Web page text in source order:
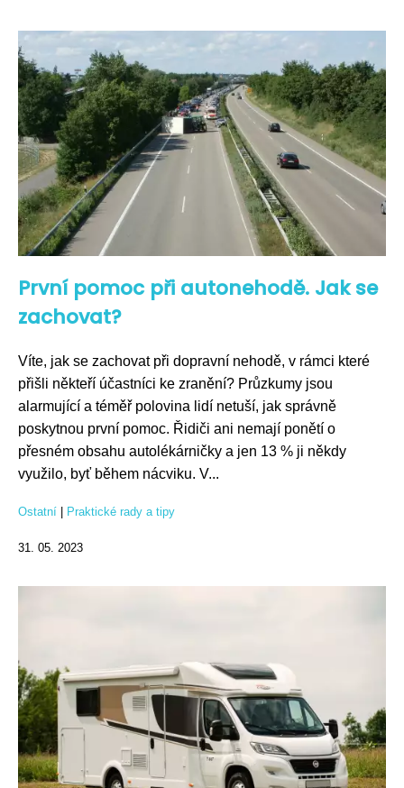
První pomoc při autonehodě. Jak se
zachovat?
Víte, jak se zachovat při dopravní nehodě, v rámci které
přišli někteří účastníci ke zranění? Průzkumy jsou
alarmující a téměř polovina lidí netuší, jak správně
poskytnou první pomoc. Řidiči ani nemají ponětí o
přesném obsahu autolékárničky a jen 13 % ji někdy
využilo, byť během nácviku. V...
Ostatní Praktické rady a tipy
31. 05. 2023